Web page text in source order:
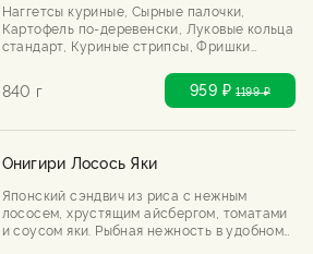
Наггетсы куриные, Сырные палочки,
Картофель по-деревенски, Луковые кольца
стандарт, Куриные стрипсы, Фришки
попкорн с чили соусом, Соусы: сырный,
брусничный, кетчуп, барбекю. ***На блюдо
рождения
840 г 959 ₽ 1199₽
Онигири Лосось Яки
Японский сэндвич из риса с нежным
лососем, хрустящим айсбергом, томатами
и соусом яки. Рыбная нежность в удобном